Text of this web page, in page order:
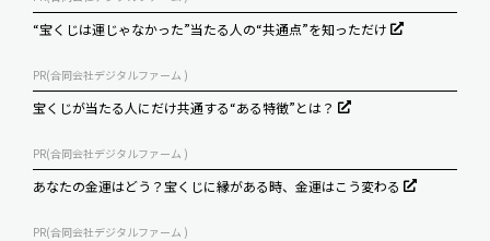
“宝くじは運じゃなかった”当たる人の“共通点”を知っただけ
PR(合同会社デジタルファーム )
宝くじが当たる人にだけ共通する“ある特徴”とは？
PR(合同会社デジタルファーム )
あなたの金運はどう？宝くじに縁がある時、金運はこう変わる
PR(合同会社デジタルファーム )